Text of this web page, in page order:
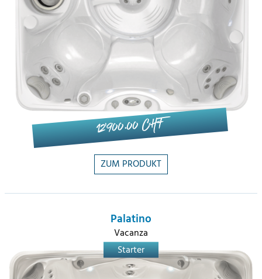
12'900.00 CHF
ZUM PRODUKT
Palatino
Vacanza
Starter